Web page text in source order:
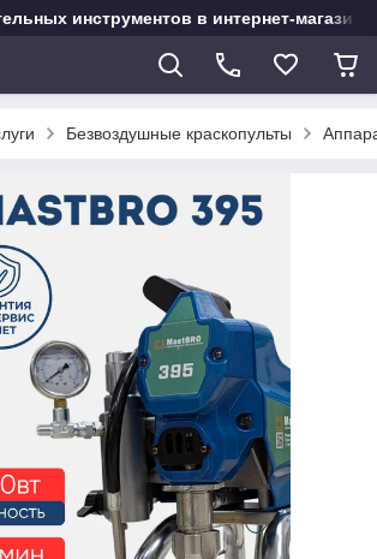
инструментов в интернет-магазине
Безвоздушные краскопульты